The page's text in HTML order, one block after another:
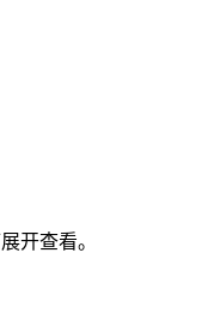
开查看。